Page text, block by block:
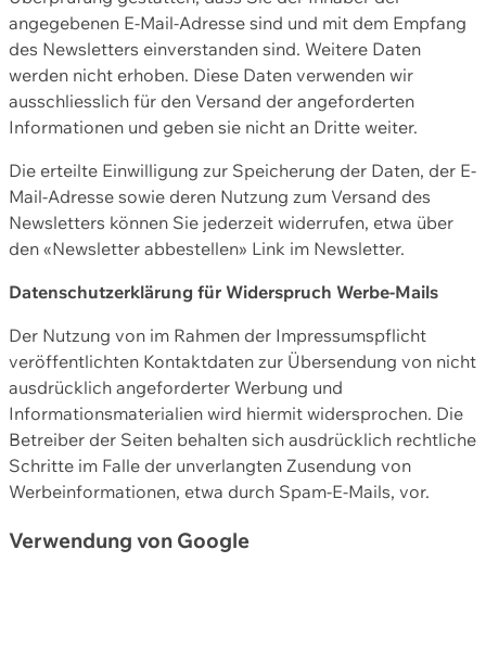
angegebenen E-Mail-Adresse sind und mit dem Empfang
des Newsletters einverstanden sind. Weitere Daten
werden nicht erhoben. Diese Daten verwenden wir
ausschliesslich für den Versand der angeforderten
Informationen und geben sie nicht an Dritte weiter.
Die erteilte Einwilligung zur Speicherung der Daten, der E-
Mail-Adresse sowie deren Nutzung zum Versand des
Newsletters können Sie jederzeit widerrufen, etwa über
den «Newsletter abbestellen» Link im Newsletter.
Datenschutzerklärung für Widerspruch Werbe-Mails
Der Nutzung von im Rahmen der Impressumspflicht
veröffentlichten Kontaktdaten zur Übersendung von nicht
ausdrücklich angeforderter Werbung und
Informationsmaterialien wird hiermit widersprochen. Die
Betreiber der Seiten behalten sich ausdrücklich rechtliche
Schritte im Falle der unverlangten Zusendung von
Werbeinformationen, etwa durch Spam-E-Mails, vor.
Verwendung von Google